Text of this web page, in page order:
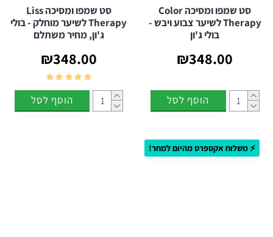
סט שמפו ומסיכה Color
Therapy לשיער צבוע ויבש -
בולי ג'ון
₪348.00
הוסף לסל
סט שמפו ומסיכה Liss
Therapy לשיער מוחלק - בולי
ג'ון, מחיר משתלם
₪348.00
הוסף לסל
⚡ משלוח אקספרס מהיום למחר!